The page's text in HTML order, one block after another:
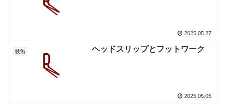
2025.05.27
技術 ヘッドスリップとフットワーク
2025.05.05